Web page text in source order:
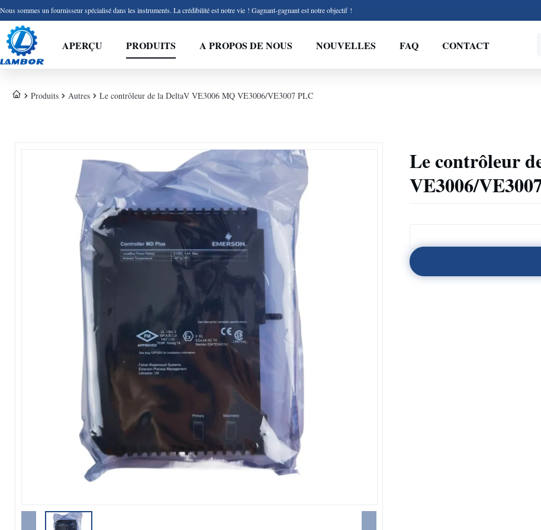
Nous sommes un fournisseur spécialisé dans les instruments. La crédibilité est notre vie ! Gagnant-gagnant est notre objectif !
APERÇU PRODUITS A PROPOS DE NOUS NOUVELLES FAQ CONTACT
Produits Autres Le contrôleur de la DeltaV VE3006 MQ VE3006/VE3007 PLC
Le contrôleur
VE3006/